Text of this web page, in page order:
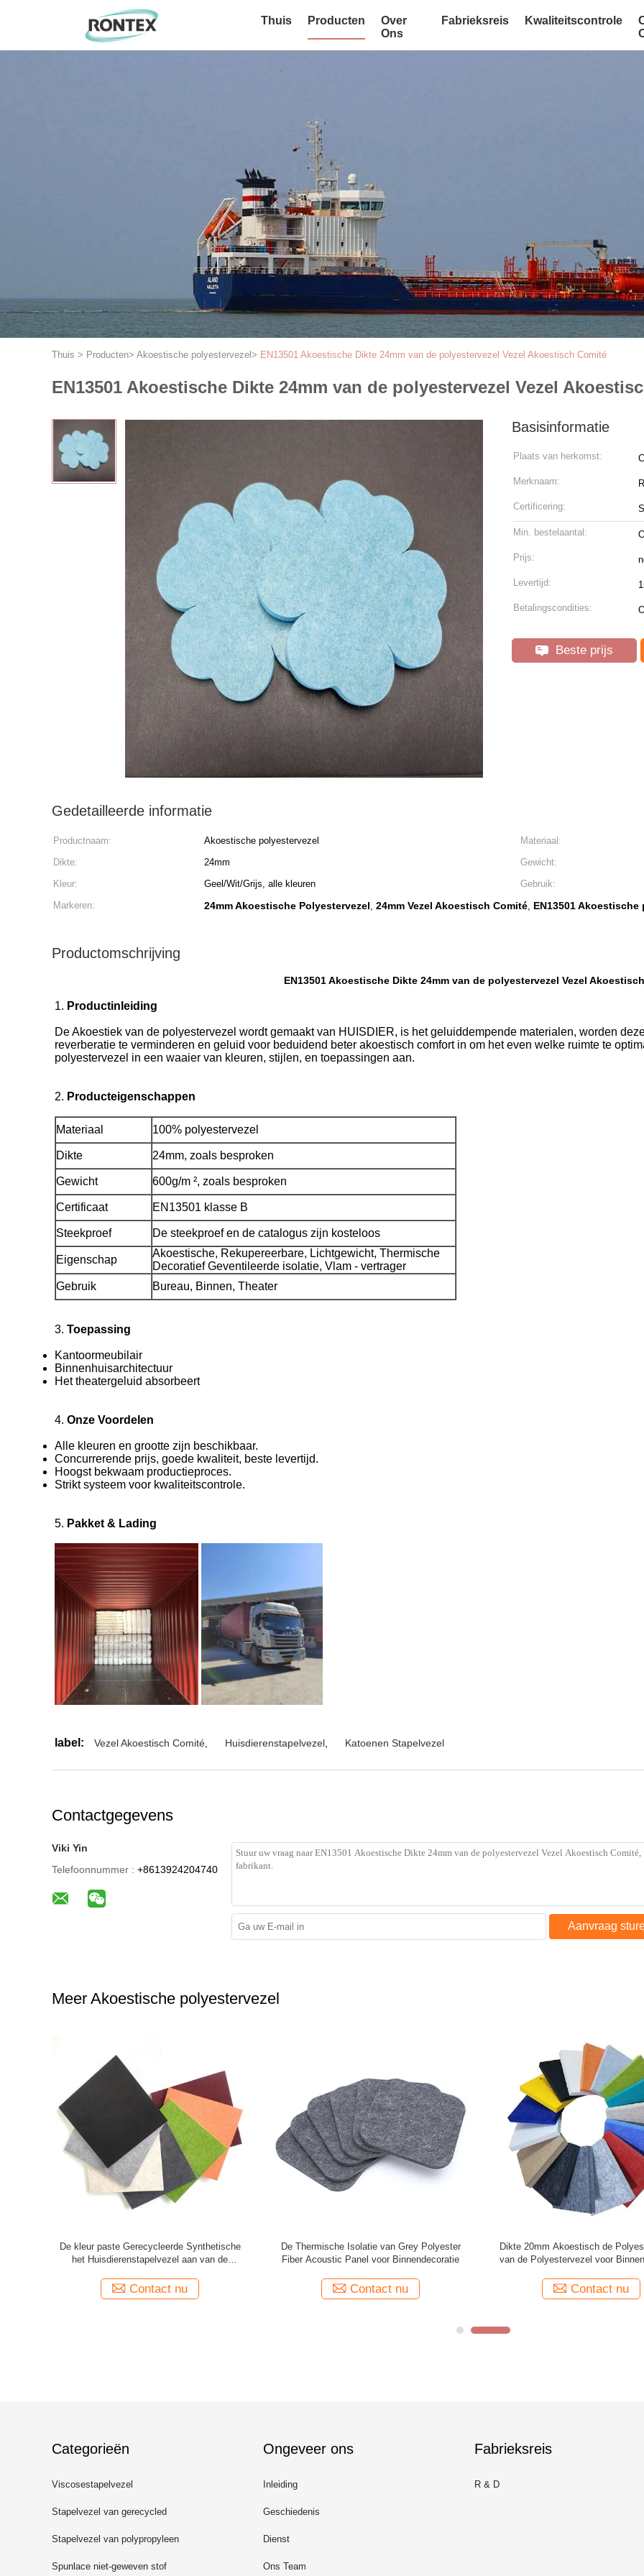
Thuis Producten
Over
Ons
Fabrieksreis Kwaliteitscontrole
Thuis > Producten> Akoestische polyestervezel > EN13501 Akoestische Dikte 24mm van de polyestervezel Vezel Akoestisch Comité
EN13501 Akoestische Dikte 24mm van de polyestervezel Vezel
Basisinformatie
Plaats van herkomst:
Merknaam:
Certificering:
Min. bestelaantal:
Prijs:
Levertijd:
Betalingscondities:
Beste prijs
Gedetailleerde informatie
Productnaam: Akoestische polyestervezel
Materiaal:
Dikte:
24mm
Gewicht:
Kleur:
Geel/Wit/Grijs, alle kleuren
Gebruik:
Markeren:
24mm Akoestische Polyestervezel, 24mm Vezel Akoestisch Comité, EN13501
Productomschrijving
EN13501 Akoestische Dikte 24mm van de polyestervezel Vezel
1. Productinleiding
De Akoestiek van de polyestervezel wordt gemaakt van HUISDIER, is het geluiddempende materialen, worden
reverberatie te verminderen en geluid voor beduidend beter akoestisch comfort in om het even welke ruimte te
polyestervezel in een waaier van kleuren, stijlen, en toepassingen aan.
2. Producteigenschappen
Materiaal 100% polyestervezel
Dikte 24mm, zoals besproken
Gewicht 600g/m ², zoals besproken
Certificaat EN13501 klasse B
Steekproef De steekproef en de catalogus zijn kosteloos
Eigenschap
Akoestische, Rekupereerbare, Lichtgewicht, Thermische
Decoratief Geventileerde isolatie, Vlam - vertrager
Gebruik
Bureau, Binnen, Theater
3. Toepassing
Kantoormeubilair
Binnenhuisarchitectuur
Het theatergeluid absorbeert
4. Onze Voordelen
Alle kleuren en grootte zijn beschikbaar.
Concurrerende prijs, goede kwaliteit, beste levertijd.
Hoogst bekwaam productieproces.
Strikt systeem voor kwaliteitscontrole.
5. Pakket & Lading
label: Vezel Akoestisch Comité Huisdierenstapelvezel Katoenen Stapelvezel
Contactgegevens
Viki Yin
Telefoonnummer : +8613924204740
Aanvraag
Meer Akoestische polyestervezel
De kleur paste Gerecycleerde Synthetische
het Huisdierenstapelvezel aan van de
Contact nu
De Thermische Isolatie van Grey Polyester
Fiber Acoustic Panel voor Binnendecoratie
Contact nu
Dikte 20mm Akoestisch de
van de Polyestervezel voor
Contact nu
Categorieën
Viscosestapelvezel
Stapelvezel van gerecycled
polyester
Stapelvezel van polypropyleen
Spunlace niet-geweven stof
Ongeveer ons
Inleiding
Geschiedenis
Dienst
Ons Team
Fabrieksreis
R & D